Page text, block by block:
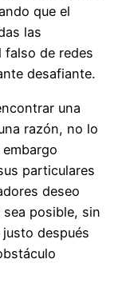
que el
las
falso de redes
desafiante.
una
razón, no lo
particulares
deseo
posible, sin
después